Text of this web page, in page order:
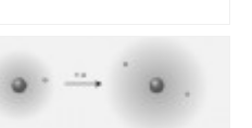
υπάρχουν
είναι όλες οι μορφές
της κ